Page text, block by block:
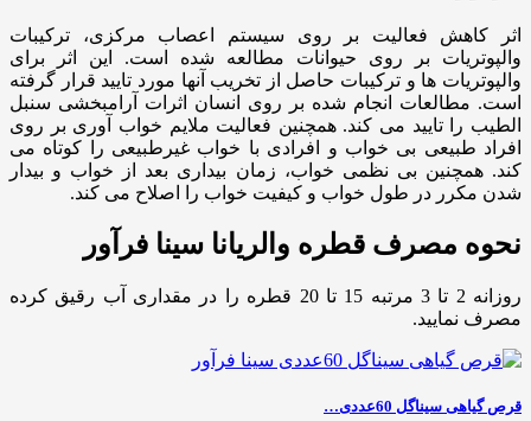
اثر کاهش فعالیت بر روی سیستم اعصاب مرکزی، ترکیبات
والپوتریات بر روی حیوانات مطالعه شده است. این اثر برای
والپوتریات ها و ترکیبات حاصل از تخریب آنها مورد تایید قرار گرفته
است. مطالعات انجام شده بر روی انسان اثرات آرامبخشی سنبل
الطیب را تایید می کند. همچنین فعالیت ملایم خواب آوری بر روی
افراد طبیعی بی خواب و افرادی با خواب غیرطبیعی را کوتاه می
کند. همچنین بی نظمی خواب، زمان بیداری بعد از خواب و بیدار
شدن مکرر در طول خواب و کیفیت خواب را اصلاح می کند.
نحوه مصرف قطره والریانا سینا فرآور
روزانه 2 تا 3 مرتبه 15 تا 20 قطره را در مقداری آب رقیق کرده
مصرف نمایید.
قرص گیاهی سیناگل 60عددی…